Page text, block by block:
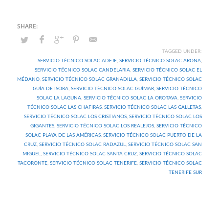
TAGGED UNDER:
SERVICIO TÉCNICO SOLAC ADEJE, SERVICIO TÉCNICO SOLAC ARONA,
SERVICIO TÉCNICO SOLAC CANDELARIA, SERVICIO TÉCNICO SOLAC EL
MÉDANO, SERVICIO TÉCNICO SOLAC GRANADILLA, SERVICIO TÉCNICO SOLAC
GUÍA DE ISORA, SERVICIO TÉCNICO SOLAC GÜÍMAR, SERVICIO TÉCNICO
SOLAC LA LAGUNA, SERVICIO TÉCNICO SOLAC LA OROTAVA, SERVICIO
TÉCNICO SOLAC LAS CHAFIRAS, SERVICIO TÉCNICO SOLAC LAS GALLETAS,
SERVICIO TÉCNICO SOLAC LOS CRISTIANOS, SERVICIO TÉCNICO SOLAC LOS
GIGANTES, SERVICIO TÉCNICO SOLAC LOS REALEJOS, SERVICIO TÉCNICO
SOLAC PLAYA DE LAS AMÉRICAS, SERVICIO TÉCNICO SOLAC PUERTO DE LA
CRUZ, SERVICIO TÉCNICO SOLAC RADAZUL, SERVICIO TÉCNICO SOLAC SAN
MIGUEL, SERVICIO TÉCNICO SOLAC SANTA CRUZ, SERVICIO TÉCNICO SOLAC
TACORONTE, SERVICIO TÉCNICO SOLAC TENERIFE, SERVICIO TÉCNICO SOLAC
TENERIFE SUR